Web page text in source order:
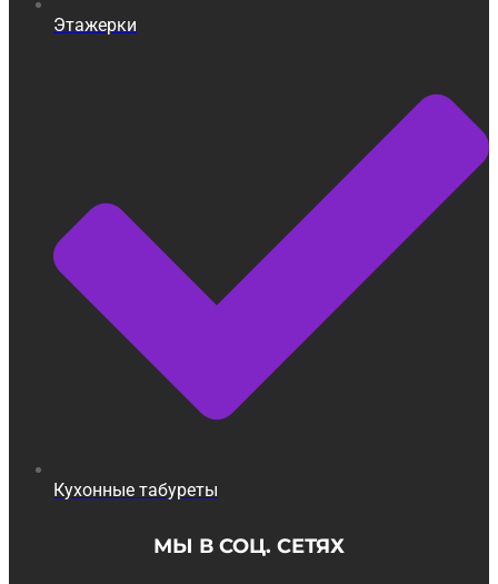
Этажерки
Кухонные табуреты
МЫ В СОЦ. СЕТЯХ